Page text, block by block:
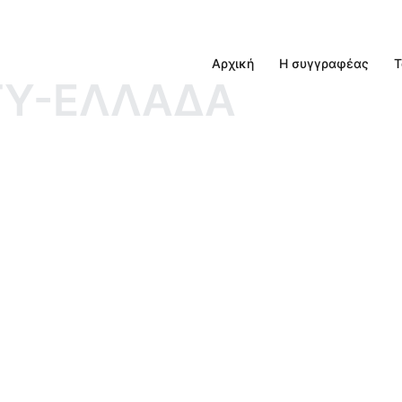
Αρχική Η συγγραφέας
ΕΛΛΑΔΑ